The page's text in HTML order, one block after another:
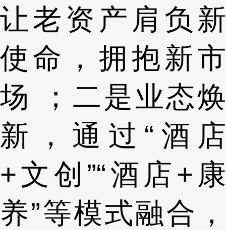
让老资产肩负新
使命，拥抱新市
场 ；二是业态焕
新，通过“酒店
+文创”“酒店+康
养”等模式融合，